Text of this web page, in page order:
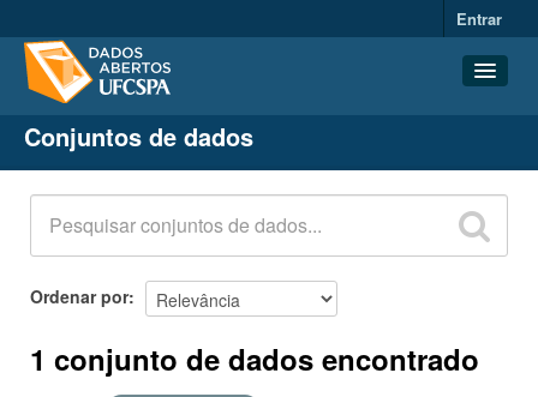
Entrar
Conjuntos de dados
Organizações
Grupos
Sobre
Conjuntos de dados
Ordenar por
1 conjunto de dados encontrado